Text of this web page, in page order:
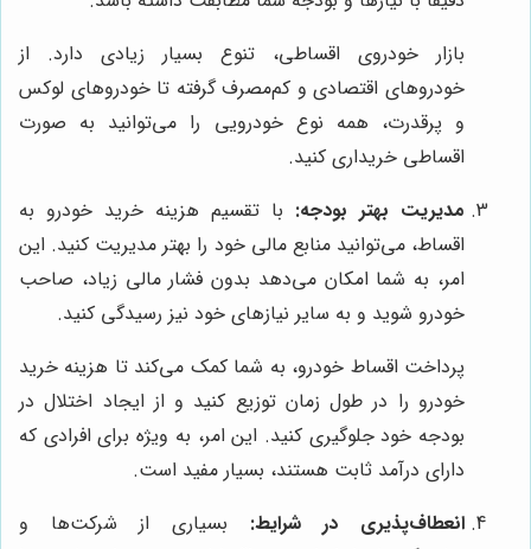
بازار خودروی اقساطی، تنوع بسیار زیادی دارد. از
خودروهای اقتصادی و کم‌مصرف گرفته تا خودروهای لوکس
و پرقدرت، همه نوع خودرویی را می‌توانید به صورت
اقساطی خریداری کنید.
مدیریت بهتر بودجه: با تقسیم هزینه خرید خودرو به
اقساط، می‌توانید منابع مالی خود را بهتر مدیریت کنید. این
امر، به شما امکان می‌دهد بدون فشار مالی زیاد، صاحب
خودرو شوید و به سایر نیازهای خود نیز رسیدگی کنید.
پرداخت اقساط خودرو، به شما کمک می‌کند تا هزینه خرید
خودرو را در طول زمان توزیع کنید و از ایجاد اختلال در
بودجه خود جلوگیری کنید. این امر، به ویژه برای افرادی که
دارای درآمد ثابت هستند، بسیار مفید است.
انعطاف‌پذیری در شرایط: بسیاری از شرکت‌ها و